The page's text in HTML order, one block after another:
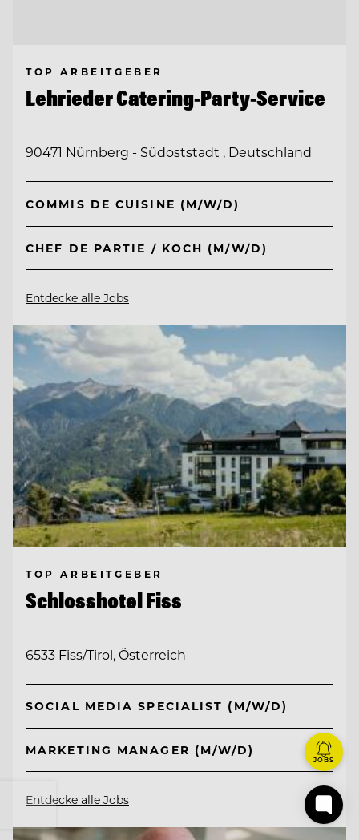
TOP ARBEITGEBER
Lehrieder Catering-Party-Service
90471 Nürnberg - Südoststadt , Deutschland
COMMIS DE CUISINE (M/W/D)
CHEF DE PARTIE / KOCH (M/W/D)
Entdecke alle Jobs
TOP ARBEITGEBER
Schlosshotel Fiss
6533 Fiss/Tirol, Österreich
SOCIAL MEDIA SPECIALIST (M/W/D)
MARKETING MANAGER (M/W/D)
Entdecke alle Jobs
JOBS